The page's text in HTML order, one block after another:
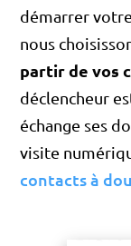
démarrer
nous
partir de vos
déclencheur
échange ses
visite
contacts à